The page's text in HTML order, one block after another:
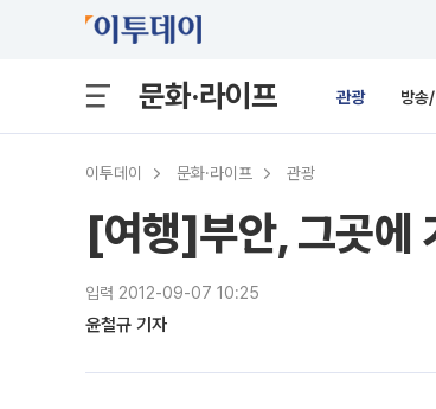
문화·라이프 관광 방
이투데이 문화·라이프 관광
[여행]부안, 그곳에
입력 2012-09-07 10:25
윤철규 기자